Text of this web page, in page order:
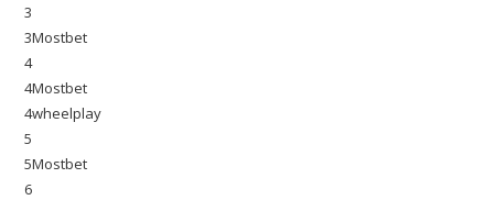
3
3Mostbet
4
4Mostbet
4wheelplay
5
5Mostbet
6